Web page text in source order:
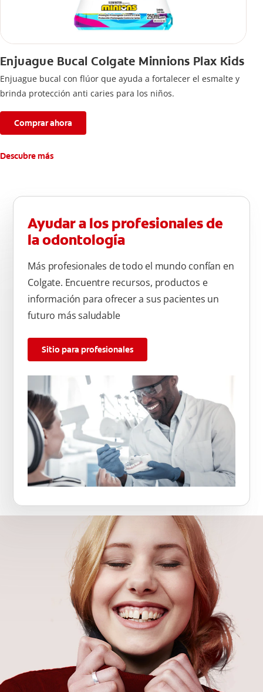
Enjuague Bucal Colgate Minnions Plax Kids
Enjuague bucal con flúor que ayuda a fortalecer el esmalte y
brinda protección anti caries para los niños.
Comprar ahora
Descubre más
Ayudar a los profesionales de
la odontología
Más profesionales de todo el mundo confían en
Colgate. Encuentre recursos, productos e
información para ofrecer a sus pacientes un
futuro más saludable
Sitio para profesionales